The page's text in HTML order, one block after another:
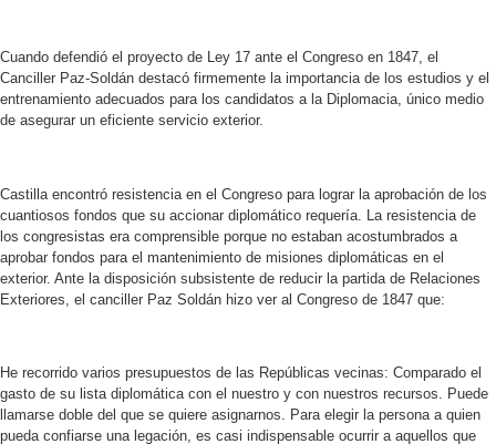
Cuando defendió el proyecto de Ley 17 ante el Congreso en 1847, el
Canciller Paz-Soldán destacó firmemente la importancia de los estudios y el
entrenamiento adecuados para los candidatos a la Diplomacia, único medio
de asegurar un eficiente servicio exterior.
Castilla encontró resistencia en el Congreso para lograr la aprobación de los
cuantiosos fondos que su accionar diplomático requería. La resistencia de
los congresistas era comprensible porque no estaban acostumbrados a
aprobar fondos para el mantenimiento de misiones diplomáticas en el
exterior. Ante la disposición subsistente de reducir la partida de Relaciones
Exteriores, el canciller Paz Soldán hizo ver al Congreso de 1847 que:
He recorrido varios presupuestos de las Repúblicas vecinas: Comparado el
gasto de su lista diplomática con el nuestro y con nuestros recursos. Puede
llamarse doble del que se quiere asignarnos. Para elegir la persona a quien
pueda confiarse una legación, es casi indispensable ocurrir a aquellos que